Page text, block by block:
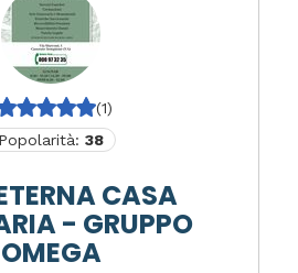
(1)
Popolarità: 38
CASA
- GRUPPO
OMEGA